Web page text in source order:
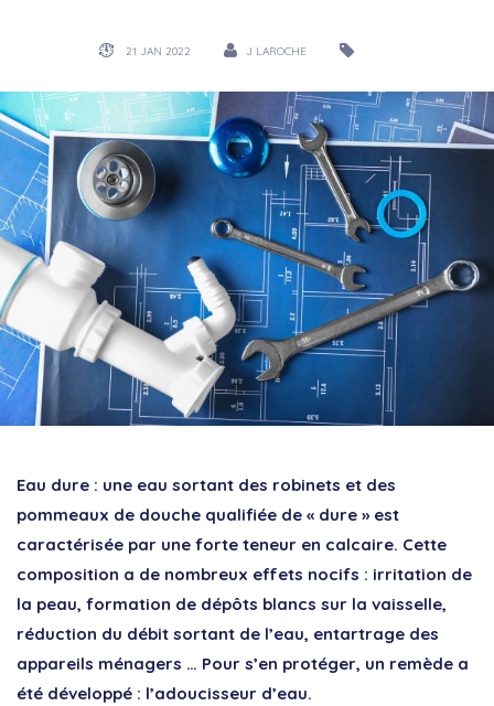
21 JAN 2022 J LAROCHE
Eau dure : une eau sortant des robinets et des
pommeaux de douche qualifiée de « dure » est
caractérisée par une forte teneur en calcaire. Cette
composition a de nombreux effets nocifs : irritation de
la peau, formation de dépôts blancs sur la vaisselle,
réduction du débit sortant de l’eau, entartrage des
appareils ménagers … Pour s’en protéger, un remède a
été développé : l’adoucisseur d’eau.